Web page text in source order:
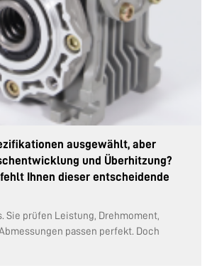
ausgewählt, aber
und Überhitzung?
Ihnen dieser entscheidende
Sie prüfen Leistung, Drehmoment,
passen perfekt. Doch
in Betrieb ist, stimmt etwas nicht: Es